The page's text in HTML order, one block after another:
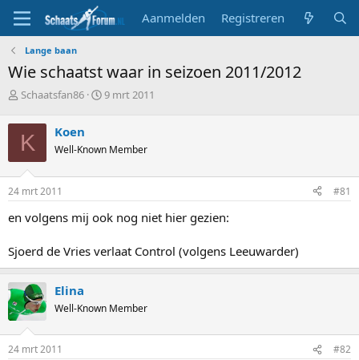
Aanmelden Registreren
Lange baan
Wie schaatst waar in seizoen 2011/2012
T
p
i
c
s
t
a
t
r
Schaatsfan86
S
t
a
m
9 mrt 2011
K Koen
Well-Known Member
24 mrt 2011 #81
en volgens mij ook nog niet hier gezien:
Sjoerd de Vries verlaat Control (volgens Leeuwarder)
Elina
Well-Known Member
24 mrt 2011 #82